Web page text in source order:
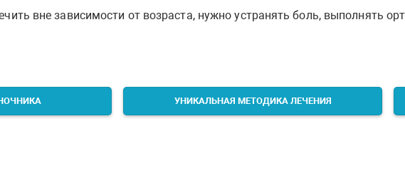
вне зависимости от возраста, нужно устранять боль, выполнять
УНИКАЛЬНАЯ МЕТОДИКА ЛЕЧЕНИЯ